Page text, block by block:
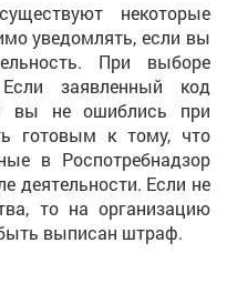
некоторые
уведомлять, если вы
При выборе
заявленный код
вы не ошиблись при
готовым к тому, что
в Роспотребнадзор
деятельности. Если не
то на организацию
выписан штраф.